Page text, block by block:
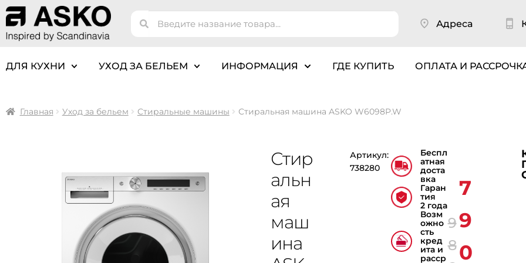
Адреса
ДЛЯ КУХНИ УХОД ЗА БЕЛЬЕМ ИНФОРМАЦИЯ ГДЕ КУПИТЬ ОПЛАТА И
Главная Уход за бельем Стиральные машины Стиральная машина ASKO W6098P.W
Стир
альн
ая
маш
ина
Артикул:
738280
Беспл
атная
доста
вка
Гаран
тия
2 года
Возм
ожно
сть
кред
ита и
расср
9
8
7
9
0